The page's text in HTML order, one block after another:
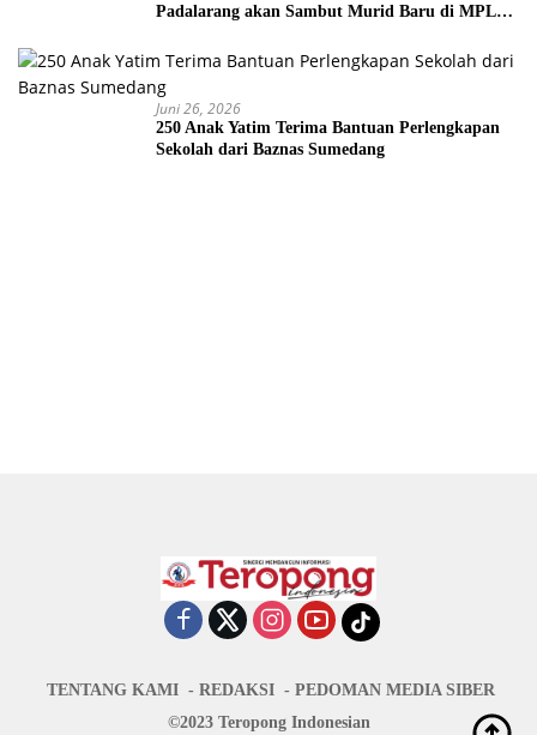
Padalarang akan Sambut Murid Baru di MPLS
Juni 26, 2026
250 Anak Yatim Terima Bantuan Perlengkapan
Sekolah dari Baznas Sumedang
TENTANG KAMI REDAKSI
PEDOMAN MEDIA SIBER
©2023 Teropong Indonesian